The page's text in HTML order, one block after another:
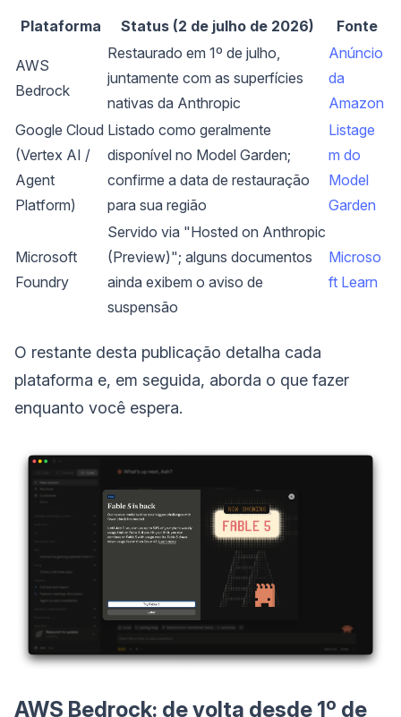
Plataforma Status (2 de julho de 2026) Fonte
AWS
Bedrock
Restaurado em 1º de julho,
juntamente com as superfícies
nativas da Anthropic
Anúncio
da
Amazon
Google Cloud
(Vertex AI /
Agent
Platform)
Listado como geralmente
disponível no Model Garden;
confirme a data de restauração
para sua região
Listage
m do
Model
Garden
Microsoft
Foundry
Servido via "Hosted on Anthropic
(Preview)"; alguns documentos
ainda exibem o aviso de
suspensão
Microso
ft Learn
O restante desta publicação detalha cada
plataforma e, em seguida, aborda o que fazer
enquanto você espera.
AWS Bedrock: de volta desde 1º de